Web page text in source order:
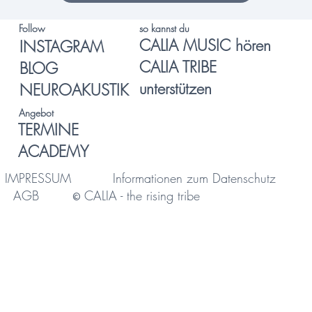
IMPRESSUM Informationen zum Datenschutz
AGB
©CALIA - the rising tribe
Follow
INSTAGRAM
BLOG
NEUROAKUSTIK
so kannst du
CALIA MUSIC hören
CALIA TRIBE
unterstützen
Angebot
TERMINE
ACADEMY